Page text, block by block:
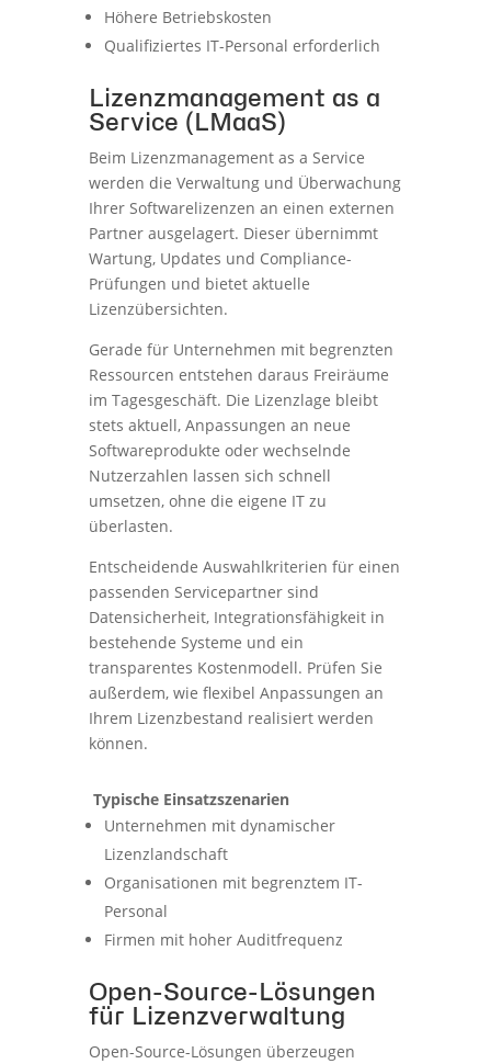
Höhere Betriebskosten
Qualifiziertes IT-Personal erforderlich
Lizenzmanagement as a
Service (LMaaS)
Beim Lizenzmanagement as a Service
werden die Verwaltung und Überwachung
Ihrer Softwarelizenzen an einen externen
Partner ausgelagert. Dieser übernimmt
Wartung, Updates und Compliance-
Prüfungen und bietet aktuelle
Lizenzübersichten.
Gerade für Unternehmen mit begrenzten
Ressourcen entstehen daraus Freiräume
im Tagesgeschäft. Die Lizenzlage bleibt
stets aktuell, Anpassungen an neue
Softwareprodukte oder wechselnde
Nutzerzahlen lassen sich schnell
umsetzen, ohne die eigene IT zu
überlasten.
Entscheidende Auswahlkriterien für einen
passenden Servicepartner sind
Datensicherheit, Integrationsfähigkeit in
bestehende Systeme und ein
transparentes Kostenmodell. Prüfen Sie
außerdem, wie flexibel Anpassungen an
Ihrem Lizenzbestand realisiert werden
können.
Typische Einsatzszenarien
Unternehmen mit dynamischer
Lizenzlandschaft
Organisationen mit begrenztem IT-
Personal
Firmen mit hoher Auditfrequenz
Open-Source-Lösungen
für Lizenzverwaltung
Open-Source-Lösungen überzeugen